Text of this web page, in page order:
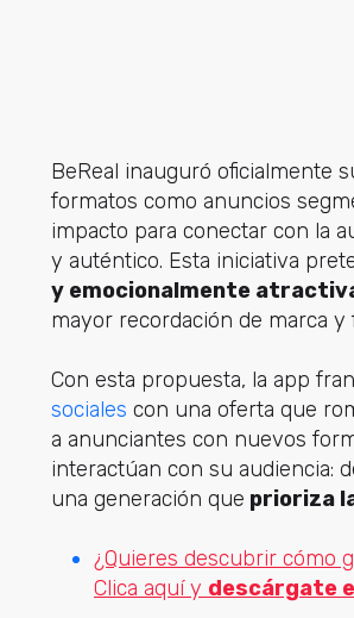
BeReal inauguró oficialmente
formatos como anuncios
impacto para conectar con la
y auténtico. Esta iniciativa
y emocionalmente
mayor recordación de marca
Con esta propuesta, la app
sociales con una oferta que
a anunciantes con nuevos
interactúan con su audiencia:
una generación que prioriza
¿Quieres descubrir cómo
Clica aquí y descárgate